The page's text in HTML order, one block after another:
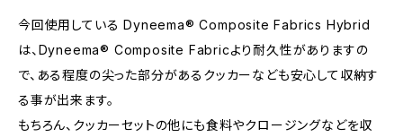
今回使用している Dyneema® Composite Fabrics Hybrid
は、Dyneema® Composite Fabricより耐久性がありますの
で、ある程度の尖った部分があるクッカーなども安心して収納す
る事が出来ます。
もちろん、クッカーセットの他にも食料やクロージングなどを収